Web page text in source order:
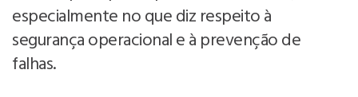
especialmente no que diz respeito à
segurança operacional e à prevenção de
falhas.